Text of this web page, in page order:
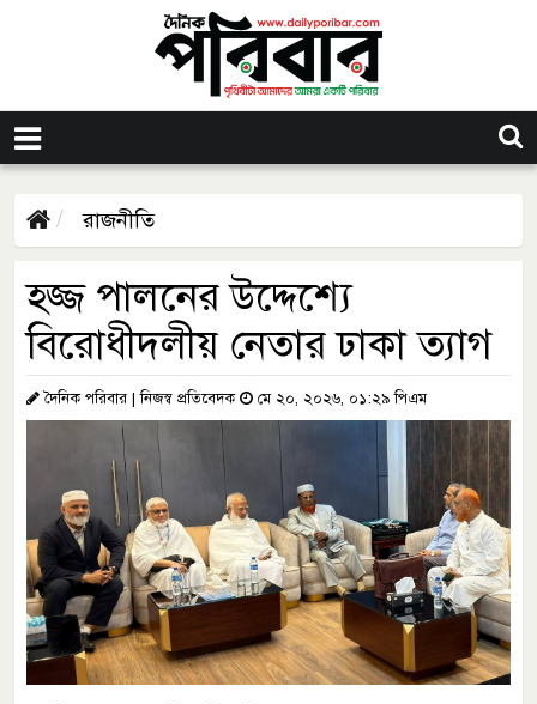
রাজনীতি
হজ্জ পালনের উদ্দেশ্যে
বিরোধীদলীয় নেতার ঢাকা ত্যাগ
দৈনিক পরিবার | নিজস্ব প্রতিবেদক মে ২০, ২০২৬, ০১:২৯ পিএম